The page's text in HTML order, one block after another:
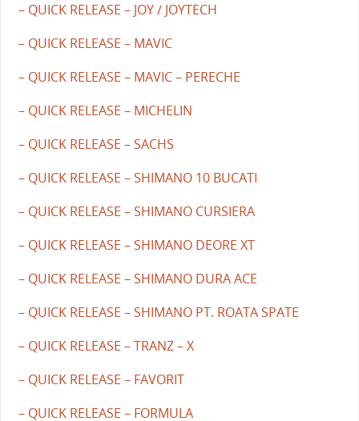
– QUICK RELEASE – JOY / JOYTECH
– QUICK RELEASE – MAVIC
– QUICK RELEASE – MAVIC – PERECHE
– QUICK RELEASE – MICHELIN
– QUICK RELEASE – SACHS
– QUICK RELEASE – SHIMANO 10 BUCATI
– QUICK RELEASE – SHIMANO CURSIERA
– QUICK RELEASE – SHIMANO DEORE XT
– QUICK RELEASE – SHIMANO DURA ACE
– QUICK RELEASE – SHIMANO PT. ROATA SPATE
– QUICK RELEASE – TRANZ – X
– QUICK RELEASE – FAVORIT
– QUICK RELEASE – FORMULA